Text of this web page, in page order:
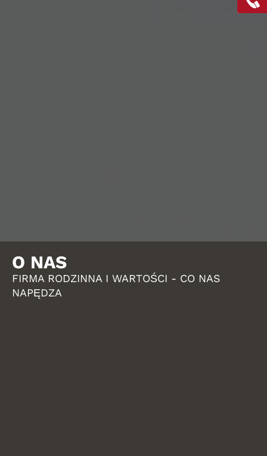
O NAS
FIRMA RODZINNA I WARTOŚCI - CO NAS
NAPĘDZA